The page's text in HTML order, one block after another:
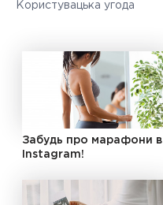
Користувацька угода
Забудь про марафони в
Instagram!